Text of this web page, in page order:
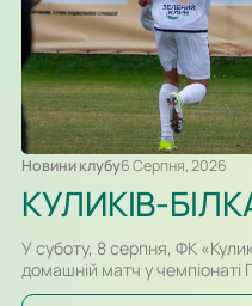
Новини клубу6 Серпня, 2026
У суботу, 8 серпня, ФК
домашній матч у чемпіонаті
команди Сергія Атласюка